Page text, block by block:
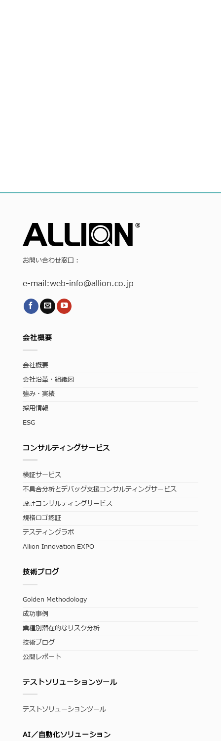
お問い合わせ窓口：
e-mail:web-info@allion.co.jp
会社概要
会社概要
会社沿革・組織図
強み・実績
採用情報
ESG
コンサルティングサービス
検証サービス
不具合分析とデバッグ支援コンサルティングサービス
設計コンサルティングサービス
規格ロゴ認証
テスティングラボ
Allion Innovation EXPO
技術ブログ
Golden Methodology
成功事例
業種別潜在的なリスク分析
技術ブログ
公開レポート
テストソリューションツール
テストソリューションツール
AI／自動化ソリューション